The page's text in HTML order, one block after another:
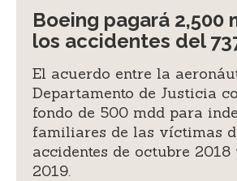
Boeing pagará 2,500
los accidentes del
El acuerdo entre la
Departamento de Justicia
fondo de 500 mdd para
familiares de las víctimas
accidentes de octubre
2019.